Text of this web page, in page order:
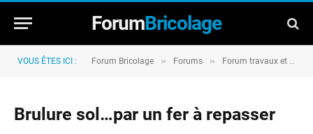
ForumBricolage
VOUS ÊTES ICI : Forum Bricolage » Forums » Forum travaux et rénovation
Brulure sol…par un fer à repasser